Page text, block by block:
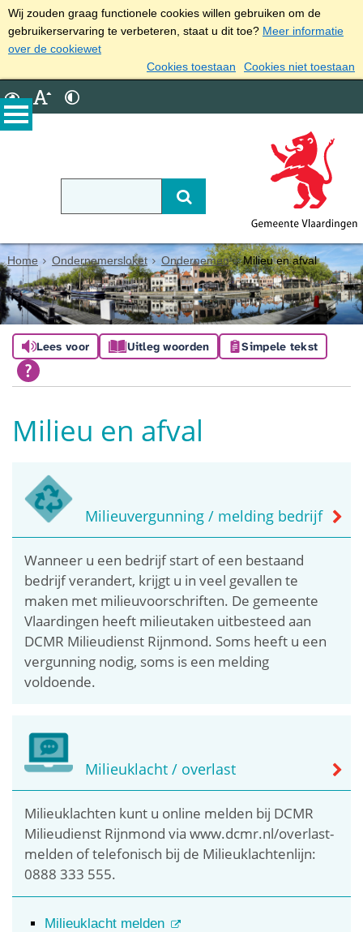
Wij zouden graag functionele cookies willen gebruiken om de
gebruikerservaring te verbeteren, staat u dit toe? Meer informatie
over de cookiewet
Cookies toestaan
Cookies niet toestaan
Home Ondernemersloket Ondernemen Milieu en afval
Lees voor Uitleg woorden Simpele tekst
Milieu en afval
Milieuvergunning / melding bedrijf
Wanneer u een bedrijf start of een bestaand
bedrijf verandert, krijgt u in veel gevallen te
maken met milieuvoorschriften. De gemeente
Vlaardingen heeft milieutaken uitbesteed aan
DCMR Milieudienst Rijnmond. Soms heeft u een
vergunning nodig, soms is een melding
voldoende.
Milieuklacht / overlast
Milieuklachten kunt u online melden bij DCMR
Milieudienst Rijnmond via www.dcmr.nl/overlast-
melden of telefonisch bij de Milieuklachtenlijn:
0888 333 555.
Milieuklacht melden